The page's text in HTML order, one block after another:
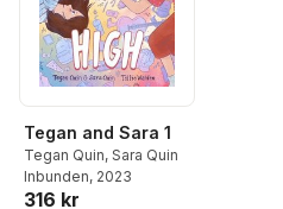
Tegan and Sara 1
Tegan Quin, Sara Quin
Inbunden, 2023
316 kr